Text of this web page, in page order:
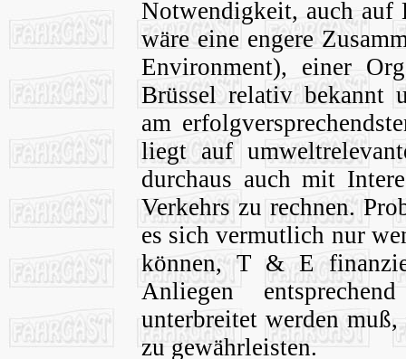
Notwendigkeit, auch auf
wäre eine engere
Environment), einer
Brüssel relativ bekannt
am
liegt auf
durchaus auch mit
Verkehrs zu rechnen.
es sich vermutlich nur
können, T & E
Anliegen
unterbreitet werden
zu gewährleisten.